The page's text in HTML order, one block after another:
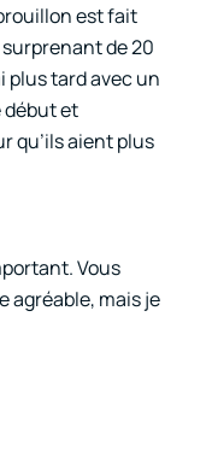
est fait
de 20
plus tard avec un
début et
qu’ils aient plus
Vous
agréable, mais je